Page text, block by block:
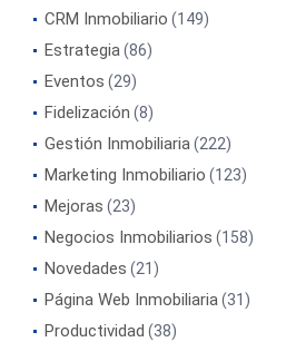
CRM Inmobiliario (149)
Estrategia(86)
Eventos (29)
Fidelización (8)
Gestión Inmobiliaria(222)
Marketing Inmobiliario (123)
Mejoras (23)
Negocios Inmobiliarios (158)
Novedades (21)
Página Web Inmobiliaria(31)
Productividad (38)